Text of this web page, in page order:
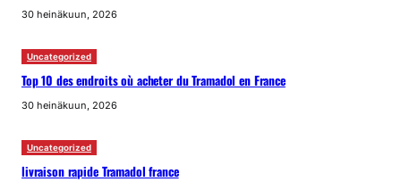
30 heinäkuun, 2026
Uncategorized
Top 10 des endroits où acheter du Tramadol en France
30 heinäkuun, 2026
Uncategorized
livraison rapide Tramadol france